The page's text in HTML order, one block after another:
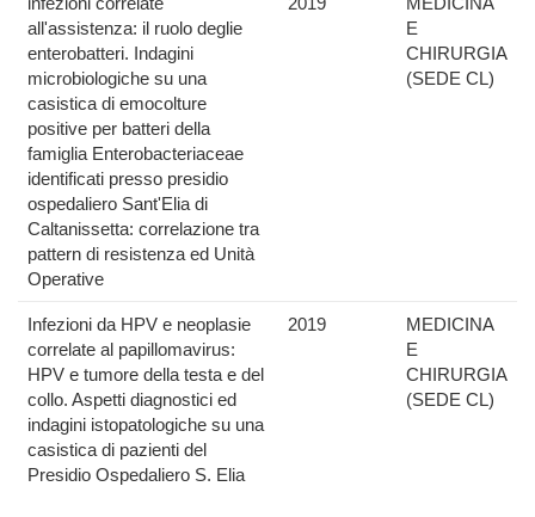
all'assistenza: il ruolo deglie
enterobatteri. Indagini
microbiologiche su una
casistica di emocolture
positive per batteri della
famiglia Enterobacteriaceae
identificati presso presidio
ospedaliero Sant'Elia di
Caltanissetta: correlazione tra
pattern di resistenza ed Unità
Operative
E
CHIRURGIA
(SEDE CL)
Infezioni da HPV e neoplasie
correlate al papillomavirus:
HPV e tumore della testa e del
collo. Aspetti diagnostici ed
indagini istopatologiche su una
casistica di pazienti del
Presidio Ospedaliero S. Elia
2019
MEDICINA
E
CHIRURGIA
(SEDE CL)